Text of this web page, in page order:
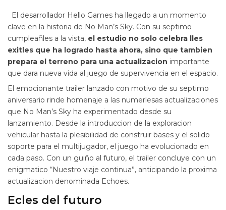
El desarrollador Hello Games ha llegado a un momento
clave en la historia de No Man’s Sky. Con su septimo
cumpleañles a la vista, el estudio no solo celebra lles
exitles que ha logrado hasta ahora, sino que tambien
prepara el terreno para una actualizacion importante
que dara nueva vida al juego de supervivencia en el espacio.
El emocionante trailer lanzado con motivo de su septimo
aniversario rinde homenaje a las numerlesas actualizaciones
que No Man’s Sky ha experimentado desde su
lanzamiento. Desde la introduccion de la exploracion
vehicular hasta la plesibilidad de construir bases y el solido
soporte para el multijugador, el juego ha evolucionado en
cada paso. Con un guiño al futuro, el trailer concluye con un
enigmatico “Nuestro viaje continua”, anticipando la proxima
actualizacion denominada Echoes.
Ecles del futuro